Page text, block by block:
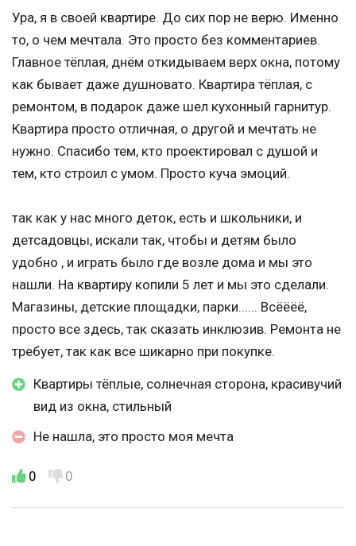
Ура, я в своей квартире. До сих пор не верю. Именно
то, о чем мечтала. Это просто без комментариев.
Главное тёплая, днём откидываем верх окна, потому
как бывает даже душновато. Квартира тёплая, с
ремонтом, в подарок даже шел кухонный гарнитур.
Квартира просто отличная, о другой и мечтать не
нужно. Спасибо тем, кто проектировал с душой и
тем, кто строил с умом. Просто куча эмоций.
так как у нас много деток, есть и школьники, и
детсадовцы, искали так, чтобы и детям было
удобно , и играть было где возле дома и мы это
нашли. На квартиру копили 5 лет и мы это сделали.
Магазины, детские площадки, парки...... Всёёёё,
просто все здесь, так сказать инклюзив. Ремонта не
требует, так как все шикарно при покупке.
Квартиры тёплые, солнечная сторона, красивучий
вид из окна, стильный
Не нашла, это просто моя мечта
0 0